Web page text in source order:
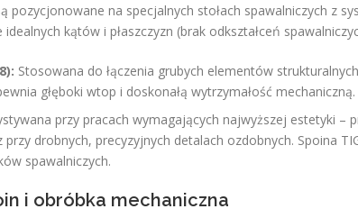
pozycjonowane na specjalnych stołach spawalniczych z
kątów i płaszczyzn (brak odkształceń
Stosowana do łączenia grubych elementów
głęboki wtop i doskonałą wytrzymałość mechaniczną.
przy pracach wymagających najwyższej estetyki –
drobnych, precyzyjnych detalach ozdobnych. Spoina
spawalniczych.
i obróbka mechaniczna